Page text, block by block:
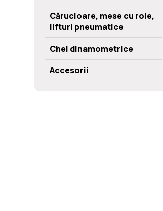
Cărucioare, mese cu role,
lifturi pneumatice
Chei dinamometrice
Accesorii